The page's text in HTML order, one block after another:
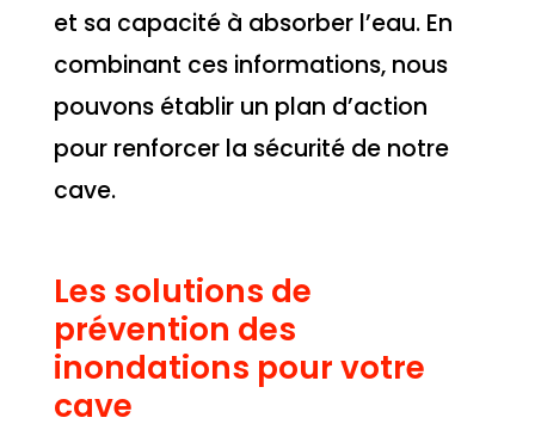
et sa capacité à absorber l’eau. En
combinant ces informations, nous
pouvons établir un plan d’action
pour renforcer la sécurité de notre
cave.
Les solutions de
prévention des
inondations pour votre
cave